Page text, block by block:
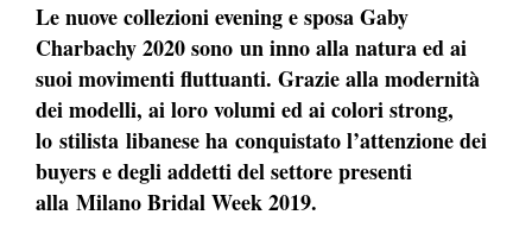
Le nuove collezioni evening e sposa Gaby
Charbachy 2020 sono un inno alla natura ed ai
suoi movimenti fluttuanti. Grazie alla modernità
dei modelli, ai loro volumi ed ai colori strong,
lo stilista libanese ha conquistato l’attenzione dei
buyers e degli addetti del settore presenti
alla Milano Bridal Week 2019.